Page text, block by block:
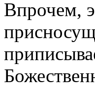
Впрочем,